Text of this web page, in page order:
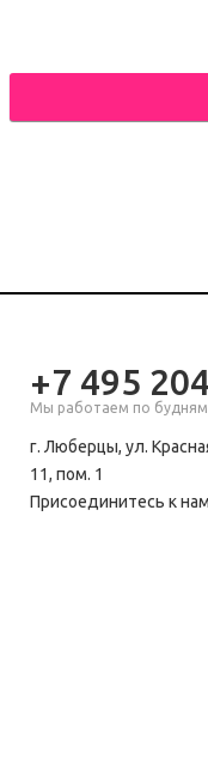
+7 495
Мы работаем по будням
г. Люберцы, ул.
11, пом. 1
Присоединитесь к